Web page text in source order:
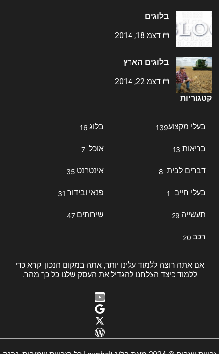
בלוגים
דצמ 18, 2014
בלוגים הארץ
דצמ 22, 2014
קטגוריות
בעלי מקצוע139 בלוג 16
בריאות 13 אוכל 7
דברים לבית 8 אינטרנט 35
בעלי חיים 1 פנאי ובידור 31
תעשייה 29 שירותים 47
רכב 20
אם אתה רוצה ללמוד עלינו יותר, אתה במקום הנכון. קרא כדי
ללמוד כיצד הצלחנו להגדיל את העסק שלנו כל כך מהר.